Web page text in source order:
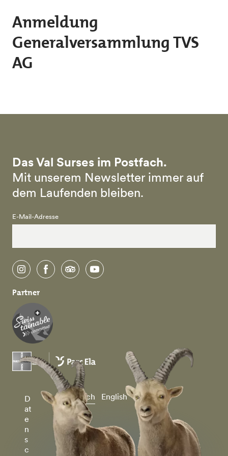
Anmeldung
Generalversammlung TVS
AG
Das Val Surses im Postfach.
Mit unserem Newsletter immer auf
dem Laufenden bleiben.
E-Mail-Adresse
instagramfacebooktripadvisoryoutube
Partner
D
at
e
n
s
c
Deutsch English